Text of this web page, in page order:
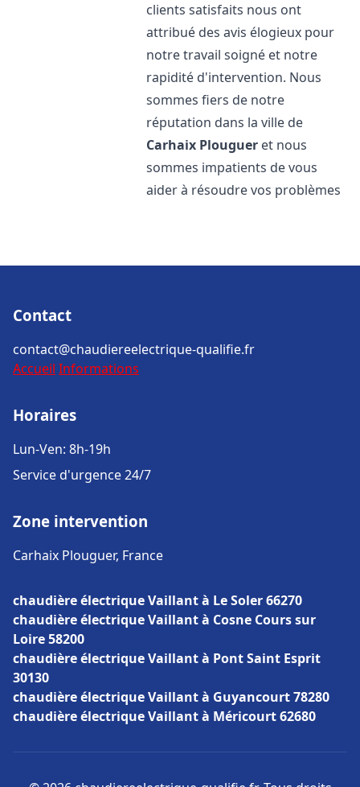
clients satisfaits nous ont
attribué des avis élogieux pour
notre travail soigné et notre
rapidité d'intervention. Nous
sommes fiers de notre
réputation dans la ville de
Carhaix Plouguer et nous
sommes impatients de vous
aider à résoudre vos problèmes
Contact
contact@chaudiereelectrique-qualifie.fr
Accueil Informations
Horaires
Lun-Ven: 8h-19h
Service d'urgence 24/7
Zone intervention
Carhaix Plouguer, France
chaudière électrique Vaillant à Le Soler 66270
chaudière électrique Vaillant à Cosne Cours sur
Loire 58200
chaudière électrique Vaillant à Pont Saint Esprit
30130
chaudière électrique Vaillant à Guyancourt 78280
chaudière électrique Vaillant à Méricourt 62680